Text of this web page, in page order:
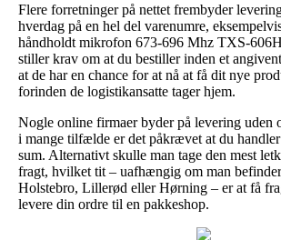
Flere forretninger på nettet frembyder
hverdag på en hel del varenumre,
håndholdt mikrofon 673-696 Mhz TXS-
stiller krav om at du bestiller inden et
at de har en chance for at nå at få dit nye
forinden de logistikansatte tager hjem.
Nogle online firmaer byder på levering uden
i mange tilfælde er det påkrævet at du
sum. Alternativt skulle man tage den mest
fragt, hvilket tit – uafhængig om man
Holstebro, Lillerød eller Hørning – er at få
levere din ordre til en pakkeshop.